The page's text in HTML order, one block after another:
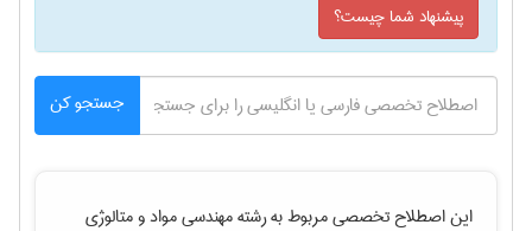
پیشنهاد شما چیست؟
جستجو کن
این اصطلاح تخصصی مربوط به رشتهمهندسی مواد و متالوژی